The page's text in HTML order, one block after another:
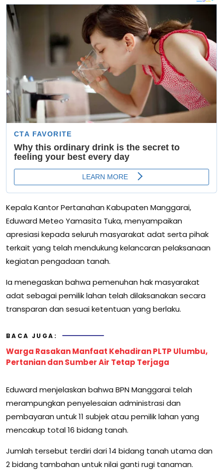
Kepala Kantor Pertanahan Kabupaten Manggarai,
Eduward Meteo Yamasita Tuka, menyampaikan
apresiasi kepada seluruh masyarakat adat serta pihak
terkait yang telah mendukung kelancaran pelaksanaan
kegiatan pengadaan tanah.
Ia menegaskan bahwa pemenuhan hak masyarakat
adat sebagai pemilik lahan telah dilaksanakan secara
transparan dan sesuai ketentuan yang berlaku.
BACA JUGA:
Warga Rasakan Manfaat Kehadiran PLTP Ulumbu,
Pertanian dan Sumber Air Tetap Terjaga
Eduward menjelaskan bahwa BPN Manggarai telah
merampungkan penyelesaian administrasi dan
pembayaran untuk 11 subjek atau pemilik lahan yang
mencakup total 16 bidang tanah.
Jumlah tersebut terdiri dari 14 bidang tanah utama dan
2 bidang tambahan untuk nilai ganti rugi tanaman.